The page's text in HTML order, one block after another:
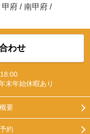
甲府 / 南甲府 /
わせ
末年始休暇あり
要
約